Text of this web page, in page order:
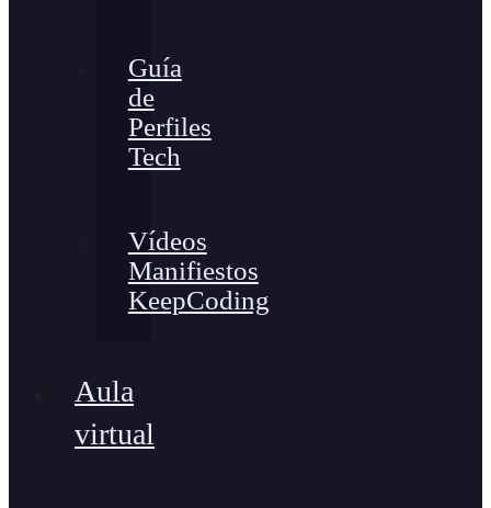
Guía
de
Perfiles
Tech
Vídeos
Manifiestos
KeepCoding
Aula
virtual